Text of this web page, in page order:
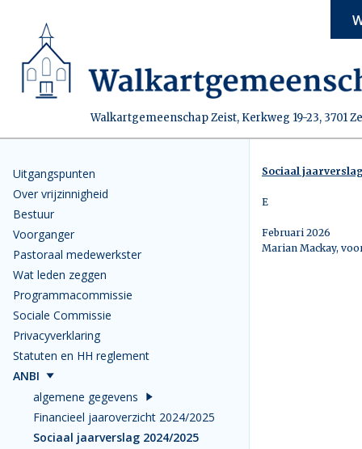
Walkartgemeenschap Zeist, Kerkweg 19-23, 3701
Uitgangspunten
Over vrijzinnigheid
Bestuur
Voorganger
Pastoraal medewerkster
Wat leden zeggen
Programmacommissie
Sociale Commissie
Privacyverklaring
Statuten en HH reglement
ANBI
algemene gegevens
Financieel jaaroverzicht 2024/2025
Sociaal jaarverslag 2024/2025
Sociaal
E
Februari 2026
Marian Mackay,